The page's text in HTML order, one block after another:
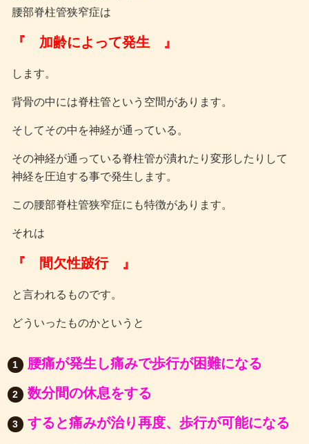
腰部脊柱管狭窄症は
『 加齢によって発生 』
します。
背骨の中には脊柱管という空間があります。
そしてその中を神経が通っている。
その神経が通っている脊柱管が潰れたり変形したりして
神経を圧迫する事で発生します。
この腰部脊柱管狭窄症にも特徴があります。
それは
『 間欠性跛行 』
と言われるものです。
どういったものかというと
腰痛が発生し痛みで歩行が困難になる
数分間の休息をする
すると痛みが治り再度、歩行が可能になる